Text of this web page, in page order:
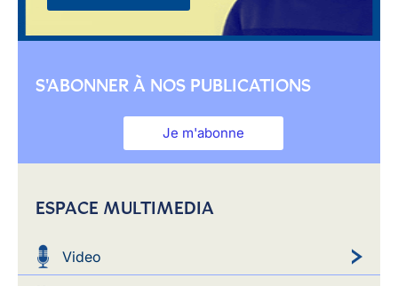
S'ABONNER À NOS PUBLICATIONS
Je m'abonne
ESPACE MULTIMEDIA
Video